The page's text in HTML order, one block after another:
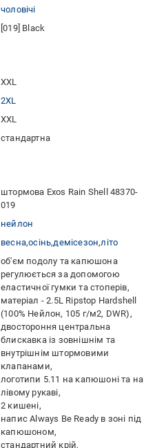
чоловічі
[019] Black
XXL
2XL
XXL
стандартна
штормова Exos Rain Shell 48370-
019
нейлон
весна осінь демісезон літо
об'єм подолу та капюшона
регулюється за допомогою
еластичної гумки та стоперів
матеріал - 2.5L Ripstop Hardshell
(100% Нейлон, 105 г/м2, DWR)
двостороння центральна
блискавка із зовнішнім та
внутрішнім штормовими
клапанами
логотипи 5.11 на капюшоні та на
лівому рукаві
2 кишені
напис Always Be Ready в зоні під
капюшоном
стандартний крій